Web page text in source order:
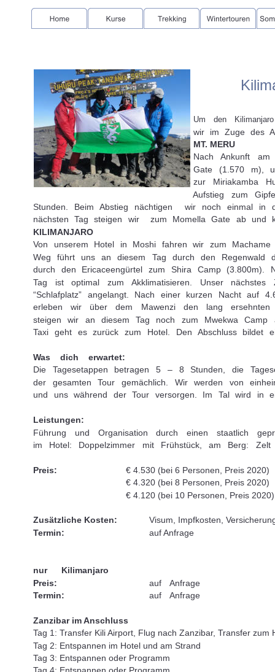
Um den
wir im Zuge des
MT. MERU
Nach Ankunft
Gate (1.570 m),
zur Miriakamba
Aufstieg zum
Stunden. Beim Abstieg nächtigen wir noch einmal in
nächsten Tag steigen wir zum Momella Gate ab und
KILIMANJARO
Von unserem Hotel in Moshi fahren wir zum
Weg führt uns an diesem Tag durch den Regenwald
durch den Ericaceengürtel zum Shira Camp
Tag ist optimal zum Akklimatisieren. Unser
“Schlafplatz” angelangt. Nach einer kurzen Nacht
erleben wir über dem Mawenzi den lang ersehnten
steigen wir an diesem Tag noch zum Mwekwa
Taxi geht es zurück zum Hotel. Den Abschluss bildet
Was dich erwartet:
Die Tagesetappen betragen 5 – 8 Stunden, die
der gesamten Tour gemächlich. Wir werden von
und uns während der Tour versorgen. Im Tal wird in
Leistungen:
Führung und Organisation durch einen staatlich
im Hotel: Doppelzimmer mit Frühstück, am Berg: Zelt
Preis:
€ 4.530 (bei 6 Personen, Preis 2020)
€ 4.320 (bei 8 Personen, Preis 2020)
€ 4.120 (bei 10 Personen, Preis 2020)
Zusätzliche Kosten:
Visum, Impfkosten,
Termin:
auf Anfrage
nur Kilimanjaro
Preis:
auf Anfrage
Termin:
auf Anfrage
Zanzibar im Anschluss
Tag 1: Transfer Kili Airport, Flug nach Zanzibar, Transfer zum
Tag 2: Entspannen im Hotel und am Strand
Tag 3: Entspannen oder Programm